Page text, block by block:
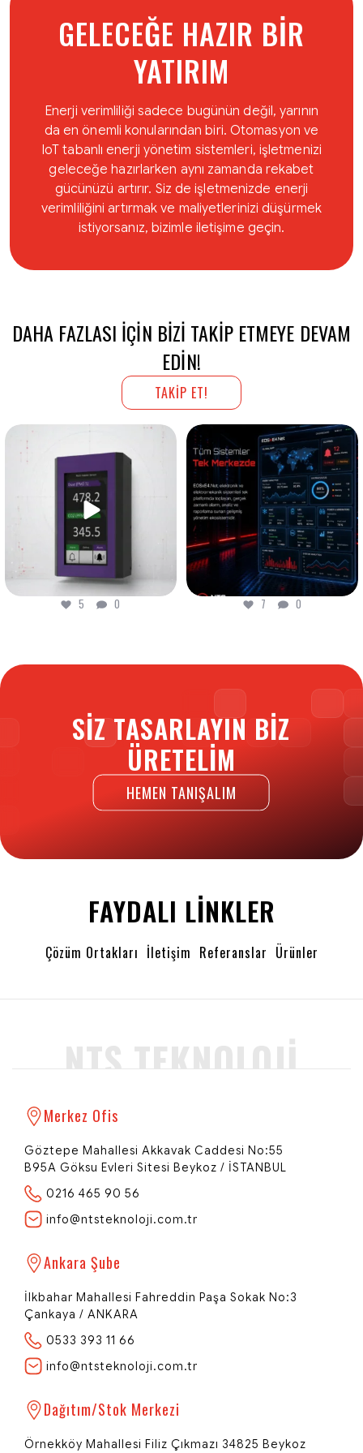
NTS Teknoloji
Network | Technology | Systems
Redi - Dijital Rehberiniz
Merhaba 👋
bir teklif hazırlamamız için birkaç
bilgiye ihtiyacım var.
GELECEĞE HAZIR BIR
YATIRIM
Enerji verimliliği sadece bugünün değil, yarının
da en önemli konularından biri. Otomasyon ve
IoT tabanlı enerji yönetim sistemleri, işletmenizi
geleceğe hazırlarken aynı zamanda rekabet
gücünüzü artırır. Siz de işletmenizde enerji
verimliliğini artırmak ve maliyetlerinizi düşürmek
istiyorsanız, bizimle iletişime geçin.
DAHA FAZLASI IÇIN BIZI TAKIP ETMEYE DEVAM
EDIN!
TAKİP ET!
Dijital dönüşüm, sadece bir
teknoloji yükseltmesi
5
5 0
Ortam kontrol altında! Octopus
Multi Master Sensör ...
7 0
7 0
SIZ TASARLAYIN BIZ
ÜRETELIM
HEMEN TANIŞALIM
FAYDALI LINKLER
Çözüm Ortakları İletişim Referanslar Ürünler
NTS TEKNOLOJI
Merkez Ofis
Göztepe Mahallesi Akkavak Caddesi No:55
B95A Göksu Evleri Sitesi Beykoz / İSTANBUL
0216 465 90 56
info@ntsteknoloji.com.tr
Ankara Şube
İlkbahar Mahallesi Fahreddin Paşa Sokak No:3
Çankaya / ANKARA
0533 393 11 66
info@ntsteknoloji.com.tr
Dağıtım/Stok Merkezi
Örnekköy Mahallesi Filiz Çıkmazı 34825 Beykoz